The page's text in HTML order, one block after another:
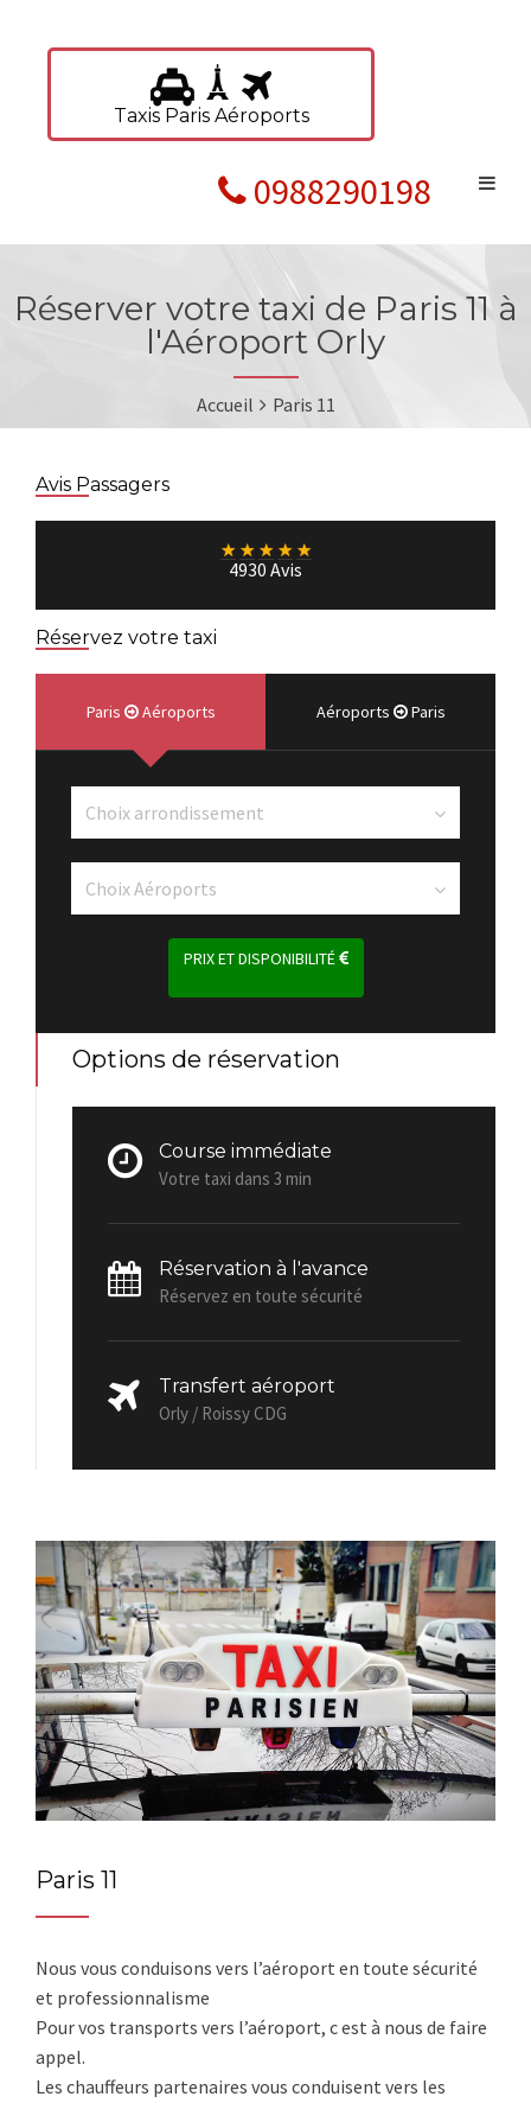
Taxis Paris Aéroports
0988290198
Réserver votre taxi de Paris 11 à
l'Aéroport Orly
Accueil Paris 11
Avis Passagers
★ ★ ★ ★ ★
4930 Avis
Réservez votre taxi
Paris Aéroports Aéroports Paris
PRIX ET DISPONIBILITÉ
Options de réservation
Course immédiate
Votre taxi dans 3 min
Réservation à l'avance
Réservez en toute sécurité
Transfert aéroport
Orly / Roissy CDG
Paris 11
Nous vous conduisons vers l’aéroport en toute sécurité
et professionnalisme
Pour vos transports vers l’aéroport, c est à nous de faire
appel.
Les chauffeurs partenaires vous conduisent vers les